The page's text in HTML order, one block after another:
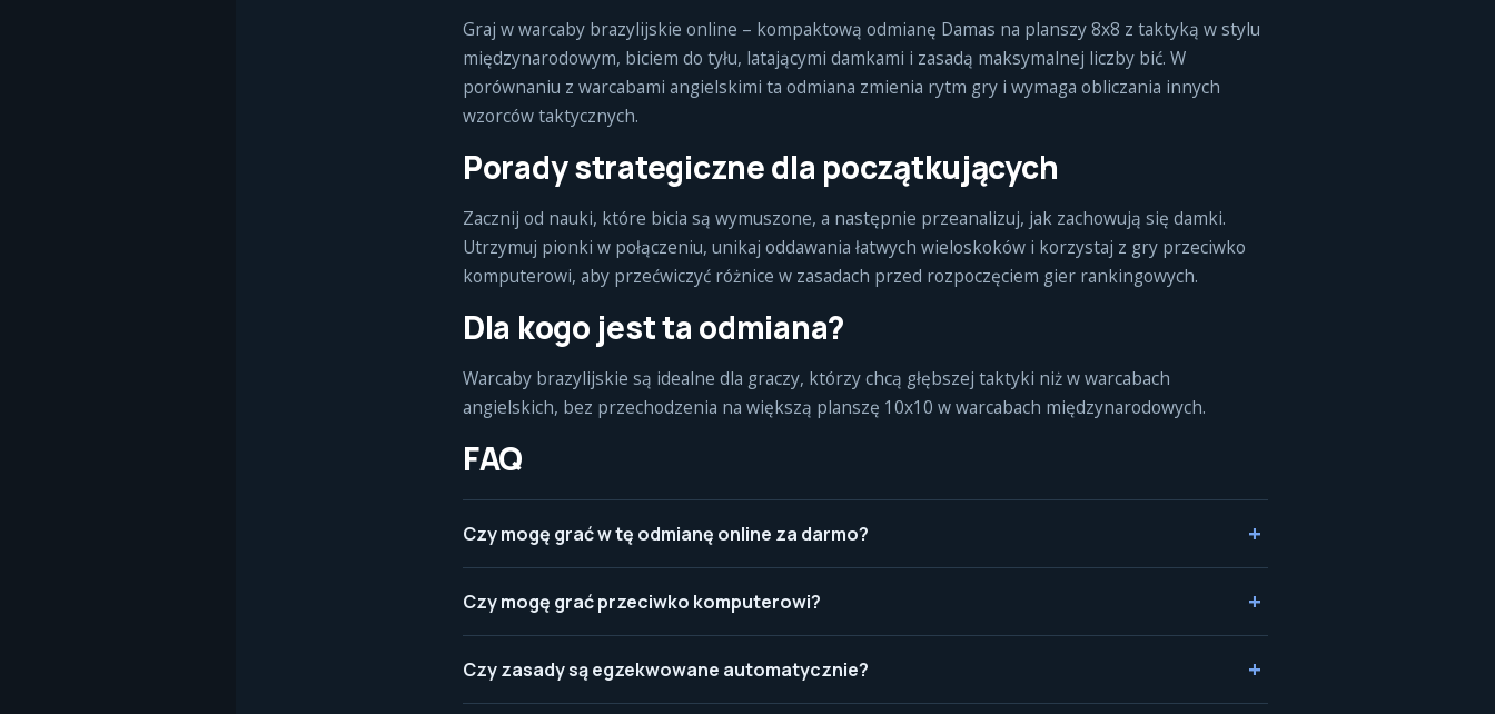
Graj w warcaby brazylijskie online – kompaktową odmianę Damas na planszy 8x8 z taktyką w stylu
międzynarodowym, biciem do tyłu, latającymi damkami i zasadą maksymalnej liczby bić. W
porównaniu z warcabami angielskimi ta odmiana zmienia rytm gry i wymaga obliczania innych
wzorców taktycznych.
Porady strategiczne dla początkujących
Zacznij od nauki, które bicia są wymuszone, a następnie przeanalizuj, jak zachowują się damki.
Utrzymuj pionki w połączeniu, unikaj oddawania łatwych wieloskoków i korzystaj z gry przeciwko
komputerowi, aby przećwiczyć różnice w zasadach przed rozpoczęciem gier rankingowych.
Dla kogo jest ta odmiana?
Warcaby brazylijskie są idealne dla graczy, którzy chcą głębszej taktyki niż w warcabach
angielskich, bez przechodzenia na większą planszę 10x10 w warcabach międzynarodowych.
FAQ
Czy mogę grać w tę odmianę online za darmo?
Czy mogę grać przeciwko komputerowi?
Czy zasady są egzekwowane automatycznie?